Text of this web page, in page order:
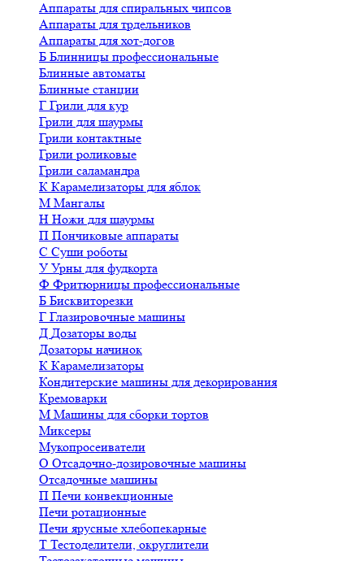
Аппараты для спиральных чипсов
Аппараты для трдельников
Аппараты для хот-догов
Б Блинницы профессиональные
Блинные автоматы
Блинные станции
Г Грили для кур
Грили для шаурмы
Грили контактные
Грили роликовые
Грили саламандра
К Карамелизаторы для яблок
М Мангалы
Н Ножи для шаурмы
П Пончиковые аппараты
С Суши роботы
У Урны для фудкорта
Ф Фритюрницы профессиональные
Б Бисквиторезки
Г Глазировочные машины
Д Дозаторы воды
Дозаторы начинок
К Карамелизаторы
Кондитерские машины для декорирования
Кремоварки
М Машины для сборки тортов
Миксеры
Мукопросеиватели
О Отсадочно-дозировочные машины
Отсадочные машины
П Печи конвекционные
Печи ротационные
Печи ярусные хлебопекарные
Т Тестоделители, округлители